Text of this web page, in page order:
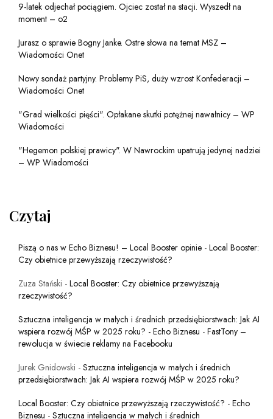
9-latek odjechał pociągiem. Ojciec został na stacji. Wyszedł na
moment – o2
Jurasz o sprawie Bogny Janke. Ostre słowa na temat MSZ –
Wiadomości Onet
Nowy sondaż partyjny. Problemy PiS, duży wzrost Konfederacji –
Wiadomości Onet
"Grad wielkości pięści". Opłakane skutki potężnej nawałnicy – WP
Wiadomości
"Hegemon polskiej prawicy". W Nawrockim upatrują jedynej nadziei
– WP Wiadomości
Czytaj
Piszą o nas w Echo Biznesu! – Local Booster opinie - Local Booster:
Czy obietnice przewyższają rzeczywistość?
Zuza Stański - Local Booster: Czy obietnice przewyższają
rzeczywistość?
Sztuczna inteligencja w małych i średnich przedsiębiorstwach: Jak AI
wspiera rozwój MŚP w 2025 roku? - Echo Biznesu - FastTony –
rewolucja w świecie reklamy na Facebooku
Jurek Gnidowski - Sztuczna inteligencja w małych i średnich
przedsiębiorstwach: Jak AI wspiera rozwój MŚP w 2025 roku?
Local Booster: Czy obietnice przewyższają rzeczywistość? - Echo
Biznesu - Sztuczna inteligencja w małych i średnich